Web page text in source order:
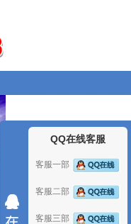
QQ在线客服
客服一部
客服二部
客服三部